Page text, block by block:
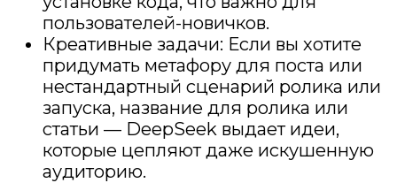
пользователей-новичков.
Креативные задачи: Если вы хотите
придумать метафору для поста или
нестандартный сценарий ролика или
запуска, название для ролика или
статьи — DeepSeek выдает идеи,
которые цепляют даже искушенную
аудиторию.